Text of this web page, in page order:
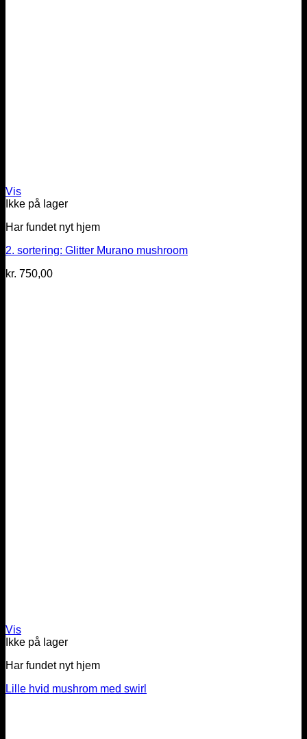
Vis
Ikke på lager
Har fundet nyt hjem
2. sortering: Glitter Murano mushroom
kr. 750,00
Vis
Ikke på lager
Har fundet nyt hjem
Lille hvid mushrom med swirl